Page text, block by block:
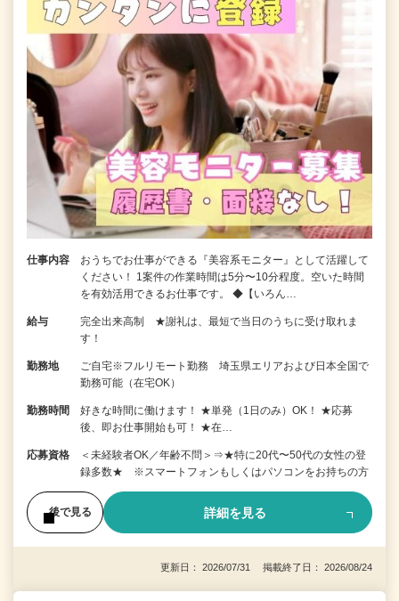
仕事内容
おうちでお仕事ができる『美容系モニター』として活躍して
ください！ 1案件の作業時間は5分〜10分程度。空いた時間
を有効活用できるお仕事です。 ◆【いろん…
給与
完全出来高制 ★謝礼は、最短で当日のうちに受け取れま
す！
勤務地
ご自宅※フルリモート勤務 埼玉県エリアおよび日本全国で
勤務可能（在宅OK）
勤務時間
好きな時間に働けます！ ★単発（1日のみ）OK！ ★応募
後、即お仕事開始も可！ ★在…
応募資格
＜未経験者OK／年齢不問＞⇒★特に20代〜50代の女性の登
録多数★ ※スマートフォンもしくはパソコンをお持ちの方
後で見る 詳細を見る
更新日： 2026/07/31 掲載終了日： 2026/08/24